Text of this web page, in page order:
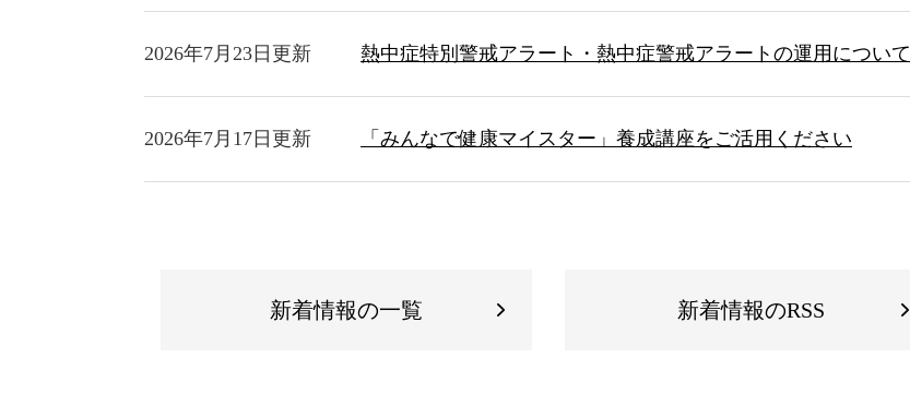
2026年7月23日更新 熱中症特別警戒アラート・熱中症警戒アラートの運用について
2026年7月17日更新 「みんなで健康マイスター」養成講座をご活用ください
新着情報の一覧 新着情報のRSS